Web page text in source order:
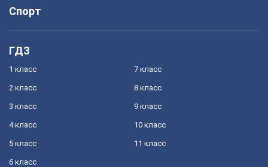
Спорт
ГДЗ
1 класс
2 класс
3 класс
4 класс
5 класс
6 класс
7 класс
8 класс
9 класс
10 класс
11 класс